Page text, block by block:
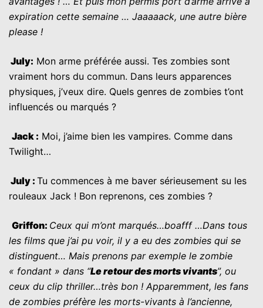
expiration cette semaine … Jaaaaack, une autre bière
please !
July: Mon arme préférée aussi. Tes zombies sont
vraiment hors du commun. Dans leurs apparences
physiques, j’veux dire. Quels genres de zombies t’ont
influencés ou marqués ?
Jack : Moi, j’aime bien les vampires. Comme dans
Twilight…
July : Tu commences à me baver sérieusement su les
rouleaux Jack ! Bon reprenons, ces zombies ?
Griffon: Ceux qui m’ont marqués…boafff …Dans tous
les films que j’ai pu voir, il y a eu des zombies qui se
distinguent… Mais prenons par exemple le zombie
« fondant » dans “Le retour des morts vivants”, ou
ceux du clip thriller…très bon ! Apparemment, les fans
de zombies préfère les morts-vivants à l’ancienne,